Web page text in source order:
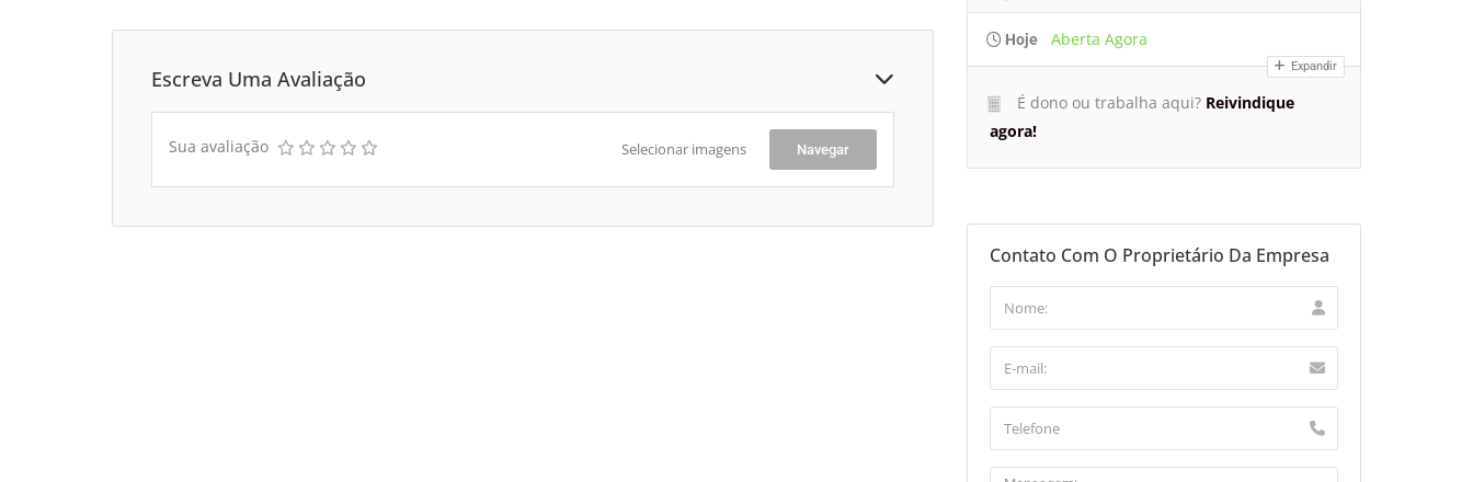
Escreva Uma Avaliação
Sua avaliação Selecionar imagens Navegar
Leaflet
Hoje Aberta Agora
Expandir
É dono ou trabalha aqui? Reivindique
agora!
Contato Com O Proprietário Da Empresa